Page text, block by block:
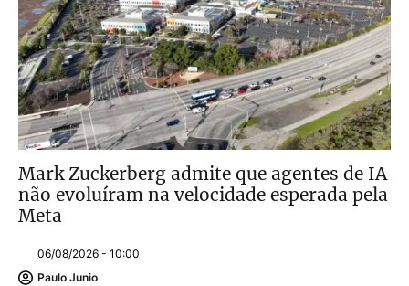
Mark Zuckerberg admite que agentes de IA
não evoluíram na velocidade esperada pela
Meta
06/08/2026 - 10:00
Paulo Junio